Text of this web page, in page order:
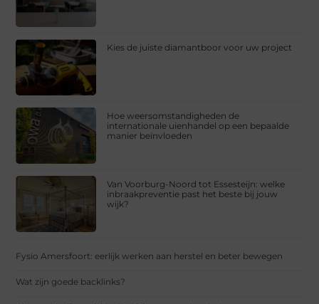
Kies de juiste diamantboor voor uw project
Hoe weersomstandigheden de
internationale uienhandel op een bepaalde
manier beïnvloeden
Van Voorburg-Noord tot Essesteijn: welke
inbraakpreventie past het beste bij jouw
wijk?
Fysio Amersfoort: eerlijk werken aan herstel en beter bewegen
Wat zijn goede backlinks?